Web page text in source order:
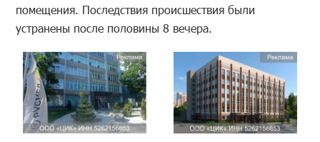
помещения. Последствия происшествия были
устранены после половины 8 вечера.